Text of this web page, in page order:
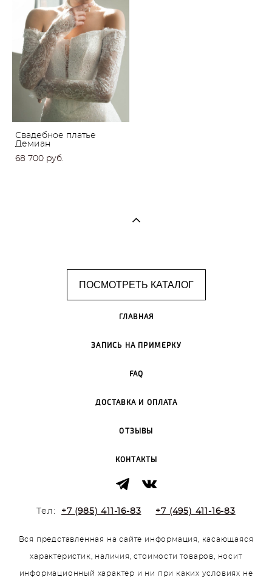
Свадебное платье
Демиан
68 700 pуб.
ПОСМОТРЕТЬ КАТАЛОГ
ГЛАВНАЯ
ЗАПИСЬ НА ПРИМЕРКУ
FAQ
ДОСТАВКА И ОПЛАТА
ОТЗЫВЫ
КОНТАКТЫ
Тел: +7 (985) 411-16-83 +7 (495) 411-16-83
Вся представленная на сайте информация, касающаяся
характеристик, наличия, стоимости товаров, носит
информационный характер и ни при каких условиях не